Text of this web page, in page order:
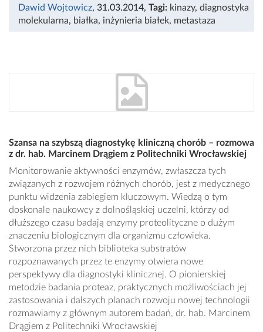
Dawid Wojtowicz, 31.03.2014, Tagi: kinazy, diagnostyka
molekularna, białka, inżynieria białek, metastaza
Szansa na szybszą diagnostykę kliniczną chorób – rozmowa
z dr. hab. Marcinem Drągiem z Politechniki Wrocławskiej
Monitorowanie aktywności enzymów, zwłaszcza tych
związanych z rozwojem różnych chorób, jest z medycznego
punktu widzenia zabiegiem kluczowym. Wiedzą o tym
doskonale naukowcy z dolnośląskiej uczelni, którzy od
dłuższego czasu badają enzymy proteolityczne o dużym
znaczeniu biologicznym dla organizmu człowieka.
Stworzona przez nich biblioteka substratów
rozpoznawanych przez te enzymy otwiera nowe
perspektywy dla diagnostyki klinicznej. O pionierskiej
metodzie badania proteaz, praktycznych możliwościach jej
zastosowania i dalszych planach rozwoju nowej technologii
rozmawiamy z głównym autorem badań, dr. hab. Marcinem
Drągiem z Politechniki Wrocławskiej